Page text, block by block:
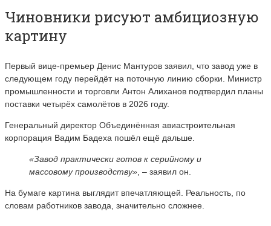
Чиновники рисуют амбициозную
картину
Первый вице-премьер Денис Мантуров заявил, что завод уже в
следующем году перейдёт на поточную линию сборки. Министр
промышленности и торговли Антон Алиханов подтвердил планы
поставки четырёх самолётов в 2026 году.
Генеральный директор Объединённая авиастроительная
корпорация Вадим Бадеха пошёл ещё дальше.
«Завод практически готов к серийному и
массовому производству» , – заявил он.
На бумаге картина выглядит впечатляющей. Реальность, по
словам работников завода, значительно сложнее.